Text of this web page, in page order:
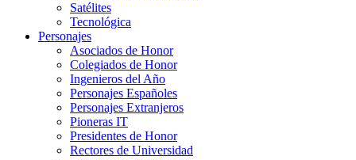
Satélites
Tecnológica
Personajes
Asociados de Honor
Colegiados de Honor
Ingenieros del Año
Personajes Españoles
Personajes Extranjeros
Pioneras IT
Presidentes de Honor
Rectores de Universidad